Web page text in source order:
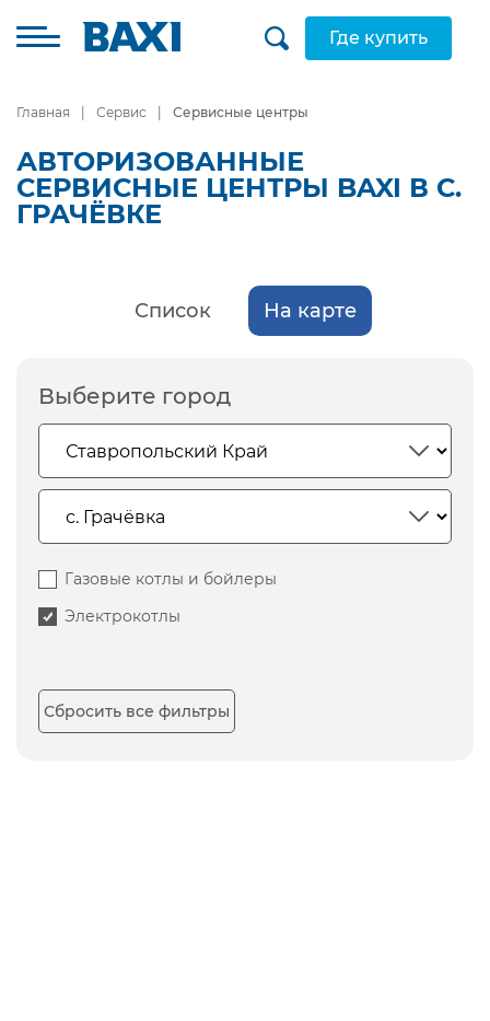
Где купить
Главная Сервис Сервисные центры
АВТОРИЗОВАННЫЕ
СЕРВИСНЫЕ ЦЕНТРЫ BAXI В С.
ГРАЧЁВКЕ
Список На карте
Выберите город
Газовые котлы и бойлеры
Электрокотлы
Сбросить все фильтры